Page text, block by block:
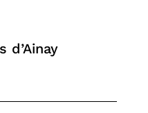
d’Ainay